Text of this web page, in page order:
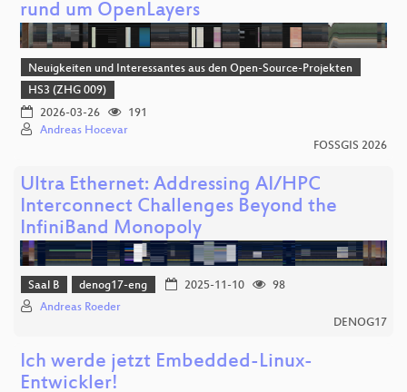
rund um OpenLayers
Neuigkeiten und Interessantes aus den Open-Source-Projekten
HS3 (ZHG 009)
2026-03-26
191
Andreas Hocevar
FOSSGIS 2026
Ultra Ethernet: Addressing AI/HPC
Interconnect Challenges Beyond the
InfiniBand Monopoly
Saal B denog17-eng 2025-11-10
98
Andreas Roeder
DENOG17
Ich werde jetzt Embedded-Linux-
Entwickler!